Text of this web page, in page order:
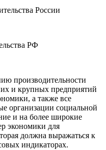
РФ
производительности
и крупных предприятий
а также все
организации социальной
и на более широкие
экономики для
должна выражаться к
индикаторах.